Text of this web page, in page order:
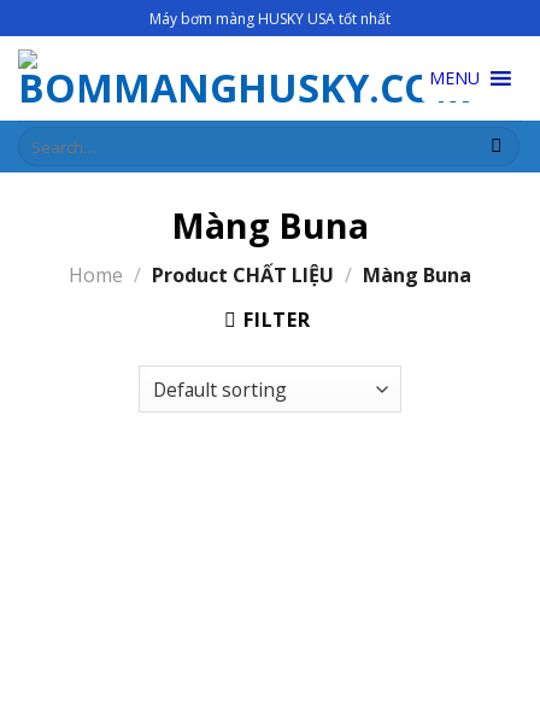
to
content
Máy bơm màng HUSKY USA tốt nhất
MENU
for:
Màng Buna
Home / Product CHẤT LIỆU / Màng Buna
FILTER